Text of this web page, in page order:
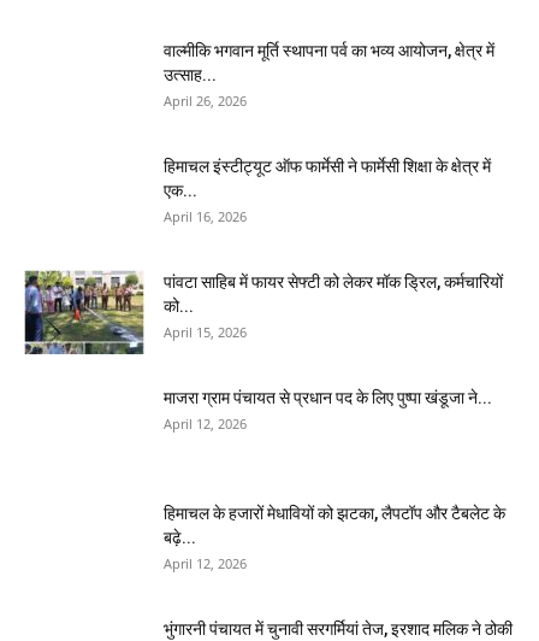
वाल्मीकि भगवान मूर्ति स्थापना पर्व का भव्य आयोजन, क्षेत्र में
उत्साह...
April 26, 2026
हिमाचल इंस्टीट्यूट ऑफ फार्मेसी ने फार्मेसी शिक्षा के क्षेत्र में
एक...
April 16, 2026
पांवटा साहिब में फायर सेफ्टी को लेकर मॉक ड्रिल, कर्मचारियों
को...
April 15, 2026
माजरा ग्राम पंचायत से प्रधान पद के लिए पुष्पा खंडूजा ने...
April 12, 2026
हिमाचल के हजारों मेधावियों को झटका, लैपटॉप और टैबलेट के
बढ़े...
April 12, 2026
भुंगारनी पंचायत में चुनावी सरगर्मियां तेज, इरशाद मलिक ने ठोकी